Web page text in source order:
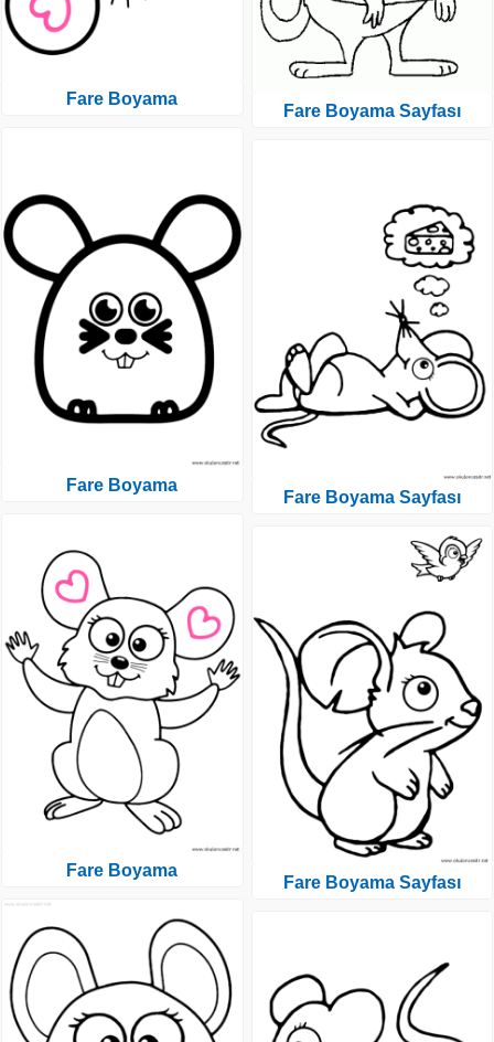
Fare Boyama
Fare Boyama
Fare Boyama
Fare Boyama Sayfası
Fare Boyama Sayfası
Fare Boyama Sayfası